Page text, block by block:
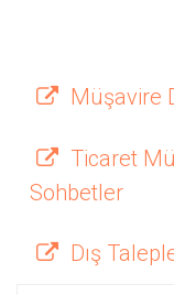
Müşavire
Ticaret
Sohbetler
Dış